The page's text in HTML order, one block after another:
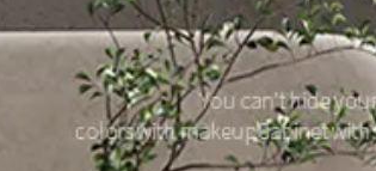
ーテーブル
セラミック